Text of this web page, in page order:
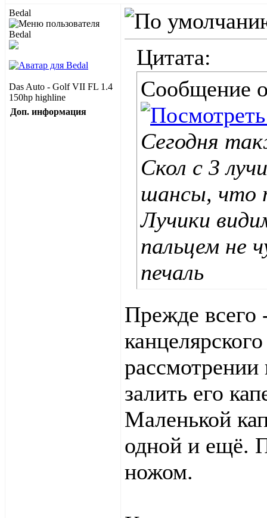
Bedal
Das Auto - Golf VII FL 1.4
150hp highline
Доп. информация
Цитата:
Сообщение
Сегодня
Скол с 3
шансы, что
Лучики
пальцем не
печаль
Прежде всего
залить его
Маленькой
одной и ещё.
ножом.